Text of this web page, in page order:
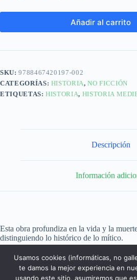
Añadir al carrito
SKU:9788467420197-002
CATEGORÍAS: HISTORIA,NO FICCIÓN
ETIQUETAS:HISTORIA, HISTORIA
Descripción
Información
Esta obra profundiza en la vida y la
distinguiendo lo histórico de lo mítico.
Usamos cookies (informáticas, no
te damos la mejor experiencia en
usando este sitio, asumiremos que